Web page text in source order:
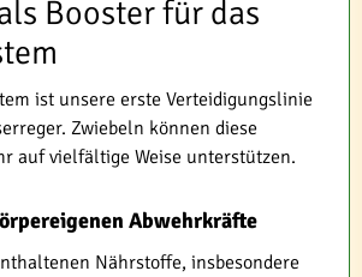
Booster für das
ist unsere erste Verteidigungslinie
Zwiebeln können diese
auf vielfältige Weise unterstützen.
Abwehrkräfte
Nährstoffe, insbesondere